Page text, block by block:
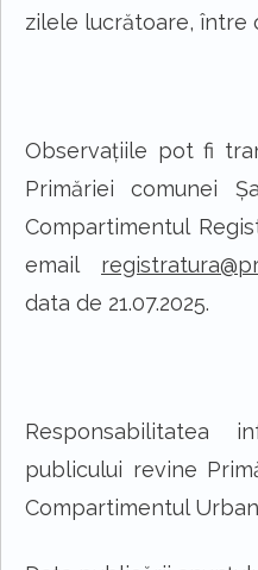
zilele lucrătoare, între
Observaţiile pot fi
Primărieicomunei
Compartimentul
email
data de 21.07.2025.
Responsabilitatea
publicului revine
Compartimentul